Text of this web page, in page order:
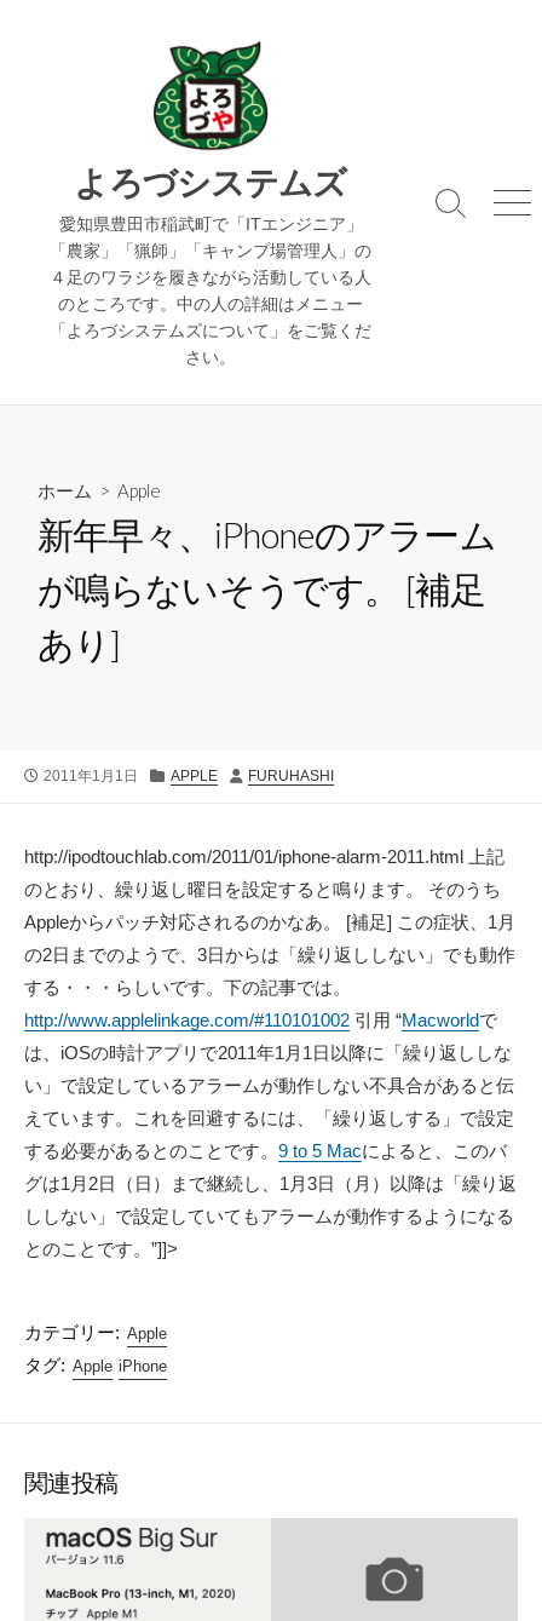
よろづシステムズ
愛知県豊田市稲武町で「ITエンジニア」
「農家」「猟師」「キャンプ場管理人」の
４足のワラジを履きながら活動している人
のところです。中の人の詳細はメニュー
「よろづシステムズについて」をご覧くだ
さい。
検
メ
ホーム > Apple
新年早々、iPhoneのアラーム
が鳴らないそうです。 [補足
あり]
公
2011年1月1日
カ
ー
APPLE
投
FURUHASHI
http://ipodtouchlab.com/2011/01/iphone-alarm-2011.html 上記
のとおり、繰り返し曜日を設定すると鳴ります。 そのうち
Appleからパッチ対応されるのかなあ。 [補足] この症状、1月
の2日までのようで、3日からは「繰り返ししない」でも動作
する・・・らしいです。下の記事では。
http://www.applelinkage.com/#110101002 引用 “Macworldで
は、iOSの時計アプリで2011年1月1日以降に「繰り返ししな
い」で設定しているアラームが動作しない不具合があると伝
えています。これを回避するには、「繰り返しする」で設定
する必要があるとのことです。 9 to 5 Macによると、このバ
グは1月2日（日）まで継続し、1月3日（月）以降は「繰り返
ししない」で設定していてもアラームが動作するようになる
とのことです。”]]>
カテゴリー: Apple
タグ: Apple iPhone
関連投稿